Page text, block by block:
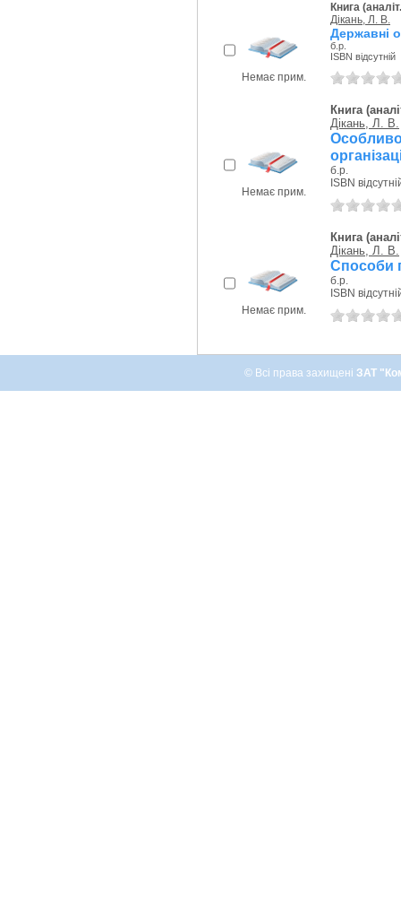
Немає прим.
Книга
Дікань, Л. В.
Державні
б.р.
ISBN відсутній
Немає прим.
Книга
Дікань, Л. В.
б.р.
ISBN
Немає прим.
Книга
Дікань, Л. В.
Способи
б.р.
ISBN
© Всі права захищені ЗАТ